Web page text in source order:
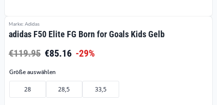
Marke: Adidas
adidas F50 Elite FG Born for Goals Kids Gelb
€119.95 €85.16 -29%
Größe auswählen
28 28,5 33,5